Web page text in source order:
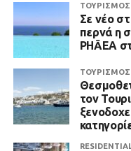
Σε νέο
περνά η
PHĀEA
τον